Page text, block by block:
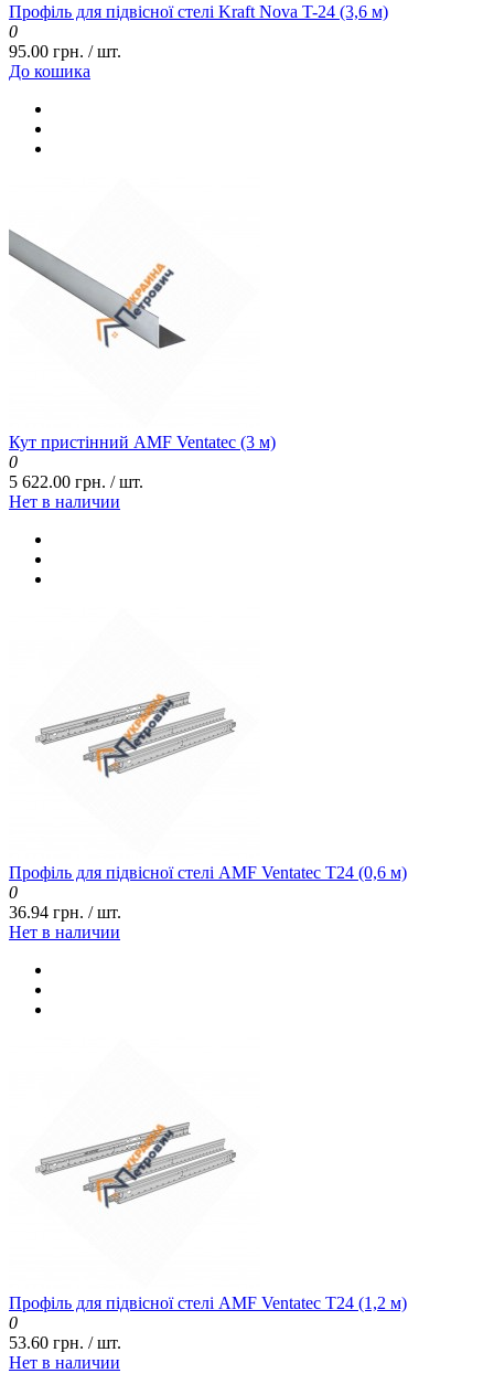
Профіль для підвісної стелі Kraft Nova T-24 (3,6 м)
0
95.00 грн. / шт.
До кошика
Кут пристінний AMF Ventatec (3 м)
0
5 622.00 грн. / шт.
Нет в наличии
Профіль для підвісної стелі AMF Ventatec T24 (0,6 м)
0
36.94 грн. / шт.
Нет в наличии
Профіль для підвісної стелі AMF Ventatec T24 (1,2 м)
0
53.60 грн. / шт.
Нет в наличии